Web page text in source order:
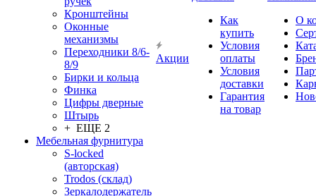
Кронштейны
Оконные
механизмы
Переходники 8/6-
8/9
Бирки и кольца
Финка
Цифры дверные
Штырь
+ ЕЩЕ 2
Мебельная фурнитура
S-locked
(авторская)
Trodos (склад)
Зеркалодержатель
Акции
Как
купить
Условия
оплаты
Условия
доставки
Гарантия
на товар
О